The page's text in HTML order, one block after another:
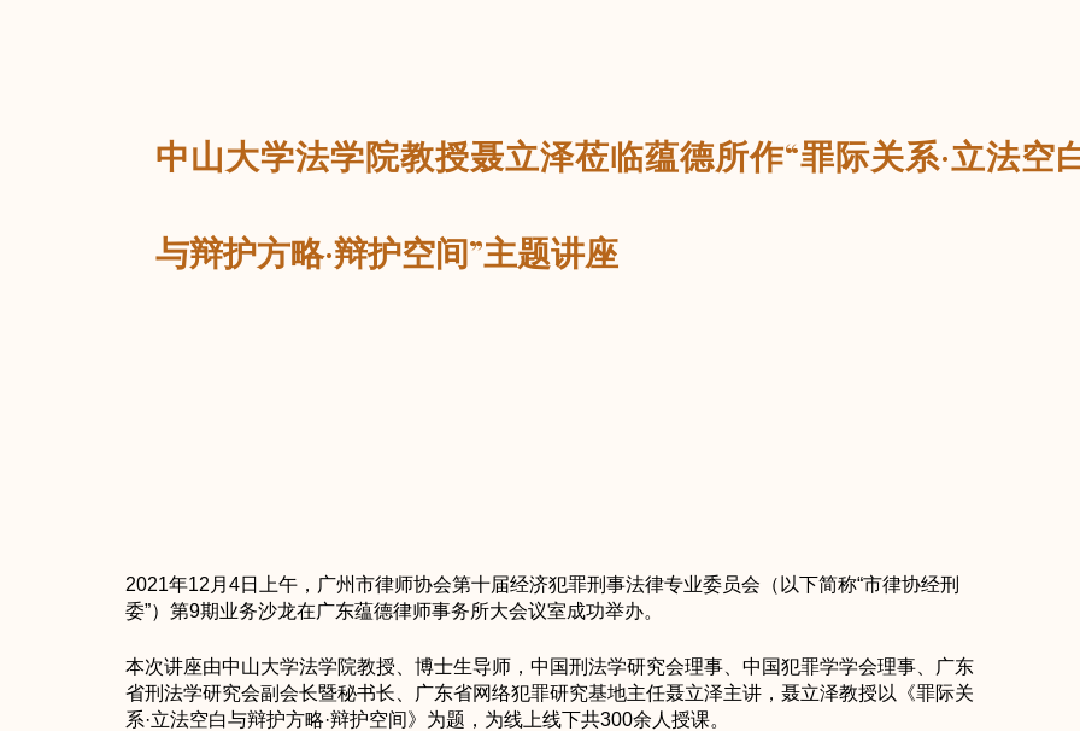
中山大学法学院教授聂立泽莅临蕴德所作“罪际关系·立法空
与辩护方略·辩护空间”主题讲座
2021年12月4日上午，广州市律师协会第十届经济犯罪刑事法律专业委员会（以下简称“市律协经刑
委”）第9期业务沙龙在广东蕴德律师事务所大会议室成功举办。
本次讲座由中山大学法学院教授、博士生导师，中国刑法学研究会理事、中国犯罪学学会理事、广东
省刑法学研究会副会长暨秘书长、广东省网络犯罪研究基地主任聂立泽主讲，聂立泽教授以《罪际关
系·立法空白与辩护方略·辩护空间》为题，为线上线下共300余人授课。